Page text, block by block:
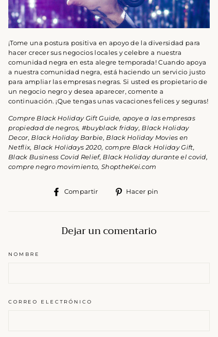
¡Tome una postura positiva en apoyo de la diversidad para
hacer crecer sus negocios locales y celebre a nuestra
comunidad negra en esta alegre temporada! Cuando apoya
a nuestra comunidad negra, está haciendo un servicio justo
para ampliar las empresas negras. Si usted es propietario de
un negocio negro y desea aparecer, comente a
continuación. ¡Que tengas unas vacaciones felices y seguras!
Compre Black Holiday Gift Guide, apoye a las empresas
propiedad de negros, #buyblack friday, Black Holiday
Decor, Black Holiday Barbie, Black Holiday Movies en
Netflix, Black Holidays 2020, compre Black Holiday Gift,
Black Business Covid Relief, Black Holiday durante el covid,
compre negro movimiento, ShoptheKei.com
Compartir
CompartirHacer pin
Dejar un comentario
NOMBRE
CORREO ELECTRÓNICO